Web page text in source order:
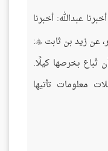
عبدالله: أخبرنا
عن زيد بن ثابت 
:
بخرصها كيلًا.
معلومات تأتيها